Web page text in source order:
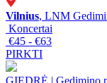
Vilnius, LNM
Koncertai
€45 - €63
PIRKTI